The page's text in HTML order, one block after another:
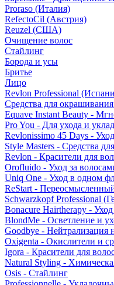
Proraso (Италия)
RefectoCil (Австрия)
Reuzel (США)
Очищение волос
Стайлинг
Борода и усы
Бритье
Лицо
Revlon Professional
Средства для
Equave Instant Beauty -
Pro You - Для ухода и
Revlonissimo 45 Days -
Style Masters - Средства
Revlon - Красители для
Orofluido - Уход за
Uniq One - Уход в одном
ReStart -
Schwarzkopf Professional
Bonacure Hairtherapy -
BlondMe - Осветление и
Goodbye - Нейтрализация
Oxigenta - Окислители и
Igora - Красители для
Natural Styling -
Osis - Стайлинг